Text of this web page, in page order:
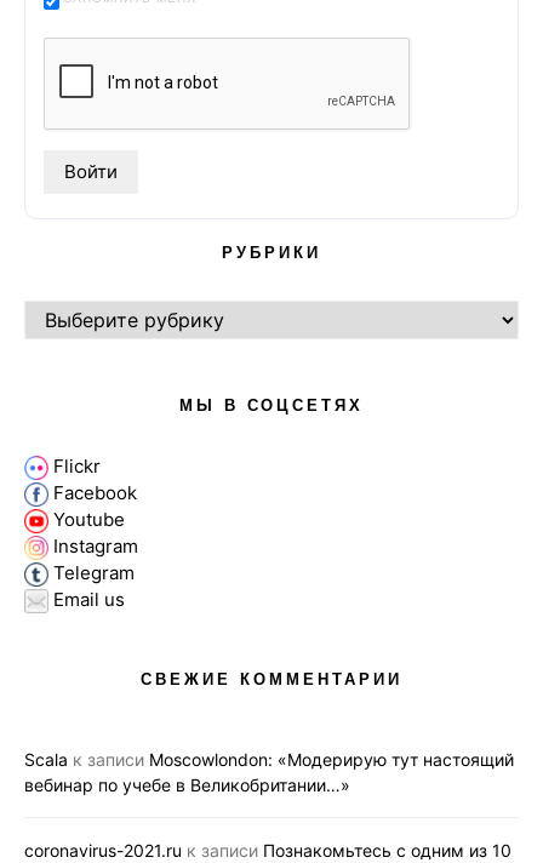
РУБРИКИ
МЫ В СОЦСЕТЯХ
Flickr
Facebook
Youtube
Instagram
Telegram
Email us
СВЕЖИЕ КОММЕНТАРИИ
Scala к записи Moscowlondon: «Модерирую тут настоящий
вебинар по учебе в Великобритании…»
coronavirus-2021.ru к записи Познакомьтесь с одним из 10